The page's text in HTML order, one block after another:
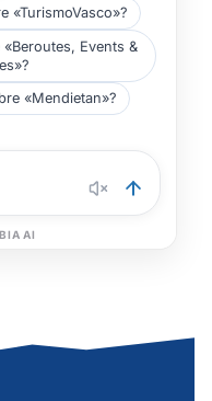
«TurismoVasco»?
Events &
«Mendietan»?
AI